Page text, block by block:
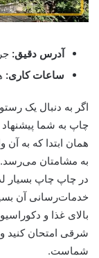
آدرس دقیق:
ساعات کاری:
اگر به دنبال یک
چاپ به شما
همان ابتدا که به
به مشامتان
در چاپ چاپ‌ بسیار
خدمات‌رسانی آن
بالای غذا و
شرقی امتحان کنید
شماست.